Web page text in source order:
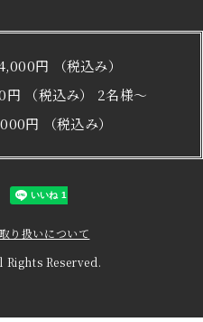
円 （税込み）
円 （税込み） 2名様～
円 （税込み）
り扱いについて
Reserved.